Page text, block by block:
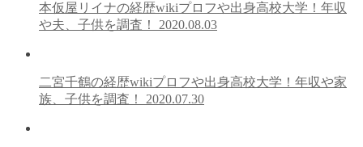
本仮屋リイナの経歴wikiプロフや出身高校大学！年収
や夫、子供を調査！ 2020.08.03
二宮千鶴の経歴wikiプロフや出身高校大学！年収や家
族、子供を調査！ 2020.07.30